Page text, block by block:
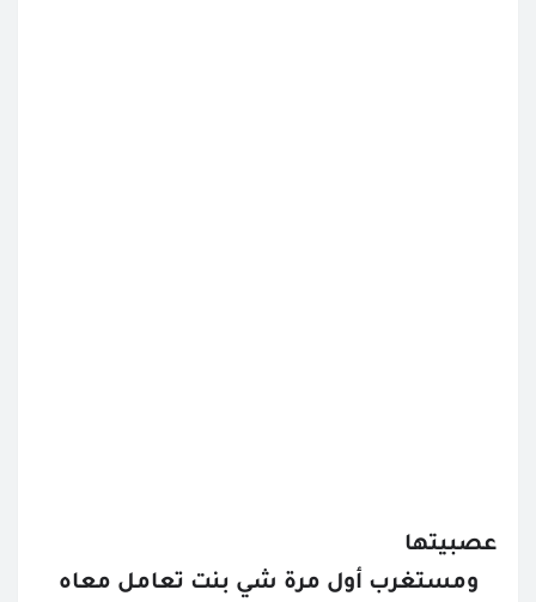
عصبيتها
ومستغرب أول مرة شي بنت تعامل معاه